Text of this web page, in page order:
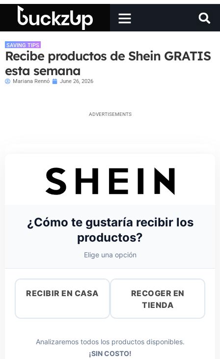
SAVING TIPS
Recibe productos de Shein GRATIS
esta semana
Mariana Rennó June 26, 2026
ADVERTISEMENTS
¿Cómo te gustaría recibir los
productos?
Elige una opción
RECIBIR EN CASA
RECOGER EN
TIENDA
Analizaremos todos los productos disponibles.
¡SIN COSTO!